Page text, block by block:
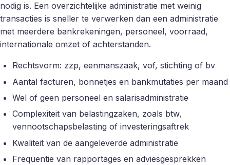
nodig is. Een overzichtelijke administratie met weinig
transacties is sneller te verwerken dan een administratie
met meerdere bankrekeningen, personeel, voorraad,
internationale omzet of achterstanden.
Rechtsvorm: zzp, eenmanszaak, vof, stichting of bv
Aantal facturen, bonnetjes en bankmutaties per maand
Wel of geen personeel en salarisadministratie
Complexiteit van belastingzaken, zoals btw,
vennootschapsbelasting of investeringsaftrek
Kwaliteit van de aangeleverde administratie
Frequentie van rapportages en adviesgesprekken